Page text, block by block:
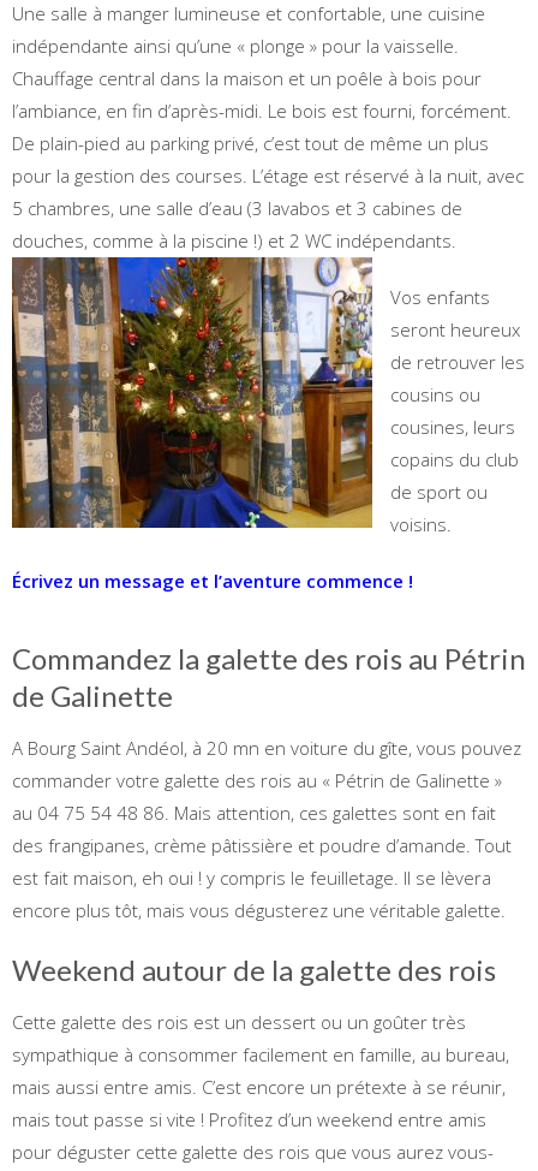
Une salle à manger lumineuse et confortable, une cuisine
indépendante ainsi qu’une « plonge » pour la vaisselle.
Chauffage central dans la maison et un poêle à bois pour
l’ambiance, en fin d’après-midi. Le bois est fourni, forcément.
De plain-pied au parking privé, c’est tout de même un plus
pour la gestion des courses. L’étage est réservé à la nuit, avec
5 chambres, une salle d’eau (3 lavabos et 3 cabines de
douches, comme à la piscine !) et 2 WC indépendants.
Vos enfants
seront heureux
de retrouver les
cousins ou
cousines, leurs
copains du club
de sport ou
voisins.
Écrivez un message et l’aventure commence !
Commandez la galette des rois au Pétrin
de Galinette
A Bourg Saint Andéol, à 20 mn en voiture du gîte, vous pouvez
commander votre galette des rois au « Pétrin de Galinette »
au 04 75 54 48 86. Mais attention, ces galettes sont en fait
des frangipanes, crème pâtissière et poudre d’amande. Tout
est fait maison, eh oui ! y compris le feuilletage. Il se lèvera
encore plus tôt, mais vous dégusterez une véritable galette.
Weekend autour de la galette des rois
Cette galette des rois est un dessert ou un goûter très
sympathique à consommer facilement en famille, au bureau,
mais aussi entre amis. C’est encore un prétexte à se réunir,
mais tout passe si vite ! Profitez d’un weekend entre amis
pour déguster cette galette des rois que vous aurez vous-